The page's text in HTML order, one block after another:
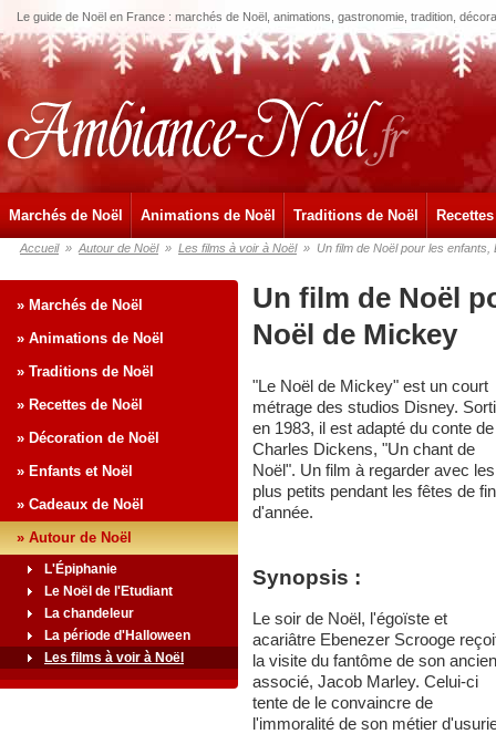
Le guide de Noël en France : marchés de Noël, animations, gastronomie, tradition,
Marchés de Noël Animations de Noël Traditions de Noël
Accueil » Autour de Noël » Les films à voir à Noël » Un film de Noël pour les enfants,
Un film de Noël
Noël de Mickey
"Le Noël de Mickey" est un court
métrage des studios Disney. Sorti
en 1983, il est adapté du conte de
Charles Dickens, "Un chant de
Noël". Un film à regarder avec les
plus petits pendant les fêtes de fin
d'année.
Synopsis :
Le soir de Noël, l'égoïste et
acariâtre Ebenezer Scrooge
la visite du fantôme de son ancien
associé, Jacob Marley. Celui-ci
tente de le convaincre de
l'immoralité de son métier
» Marchés de Noël
» Animations de Noël
» Traditions de Noël
» Recettes de Noël
» Décoration de Noël
» Enfants et Noël
» Cadeaux de Noël
» Autour de Noël
L'Épiphanie
Le Noël de l'Etudiant
La chandeleur
La période d'Halloween
Les films à voir à Noël